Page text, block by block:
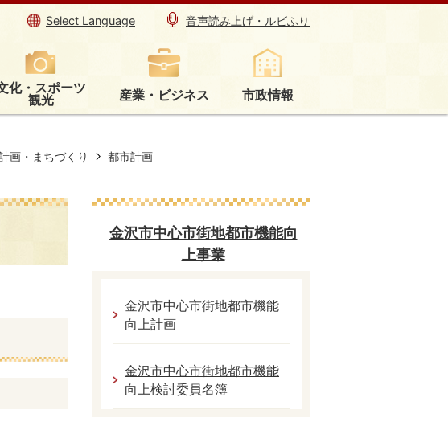
Select Language 音声読み上げ・ルビふり
化・スポーツ
観光 産業・ビジネス 市政情報
画・まちづくり
都市計画
金沢市中心市街地都市機能向
上事業
金沢市中心市街地都市機能
向上計画
金沢市中心市街地都市機能
向上検討委員名簿